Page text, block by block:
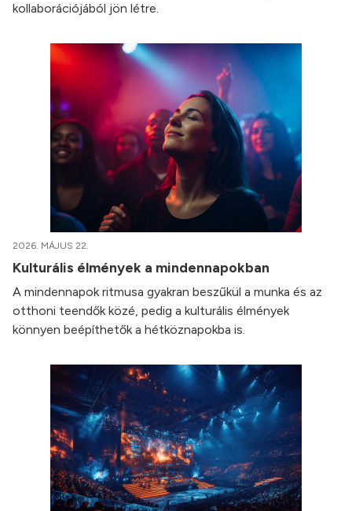
kollaborációjából jön létre.
2026. MÁJUS 22.
Kulturális élmények a mindennapokban
A mindennapok ritmusa gyakran beszűkül a munka és az
otthoni teendők közé, pedig a kulturális élmények
könnyen beépíthetők a hétköznapokba is.